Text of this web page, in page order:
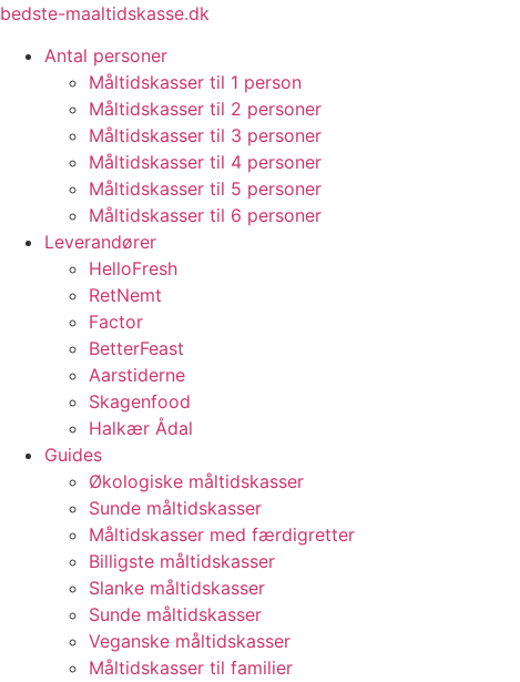
Videre
indhold
bedste-maaltidskasse.dk
Antal personer
Måltidskasser til 1 person
Måltidskasser til 2 personer
Måltidskasser til 3 personer
Måltidskasser til 4 personer
Måltidskasser til 5 personer
Måltidskasser til 6 personer
Leverandører
HelloFresh
RetNemt
Factor
BetterFeast
Aarstiderne
Skagenfood
Halkær Ådal
Guides
Økologiske måltidskasser
Sunde måltidskasser
Måltidskasser med færdigretter
Billigste måltidskasser
Slanke måltidskasser
Sunde måltidskasser
Veganske måltidskasser
Måltidskasser til familier